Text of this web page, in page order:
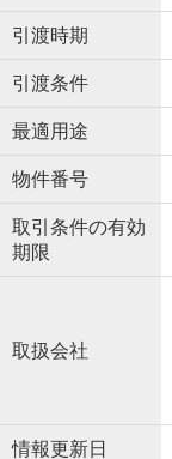
引渡時期
引渡条件
最適用途
物件番号
取引条件の有効
期限
取扱会社
情報更新日